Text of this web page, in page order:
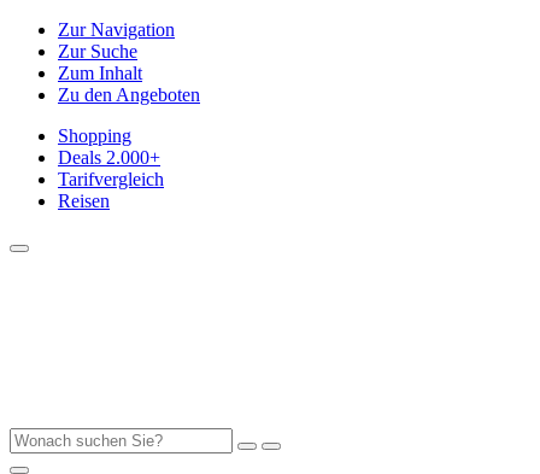
Zur Navigation
Zur Suche
Zum Inhalt
Zu den Angeboten
Shopping
Deals 2.000+
Tarifvergleich
Reisen